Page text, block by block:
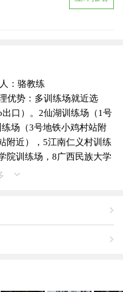
：骆教练
优势：多训练场就近选
口）。2仙湖训练场（1号
场（3号地铁小鸡村站附
附近），5江南仁义村训练
院训练场，8广西民族大学
岗训练场。。。。。。
三、教练资质：具有三
免费体验后再报名。
科三）—安全文明考试